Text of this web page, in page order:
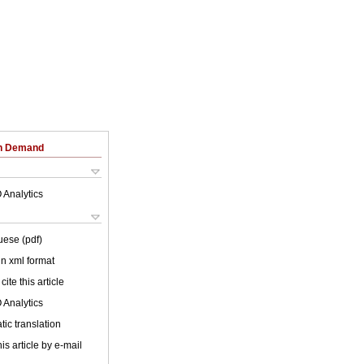
Demand
Analytics
(pdf)
xml format
this article
Analytics
translation
article by e-mail